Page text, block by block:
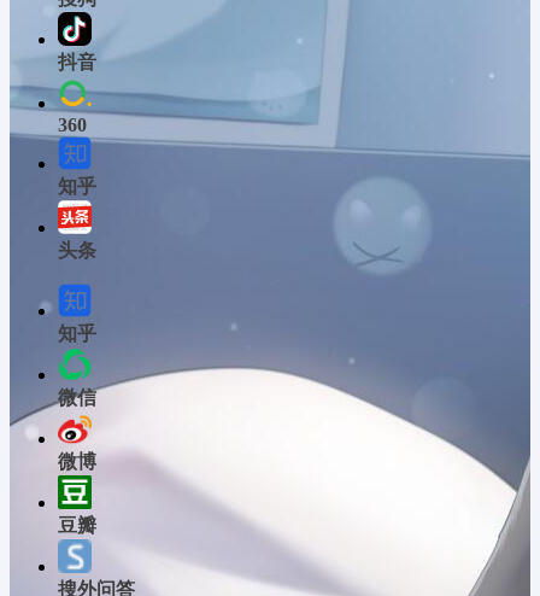
抖音
360
知乎
头条
知乎
微信
微博
豆瓣
搜外问答